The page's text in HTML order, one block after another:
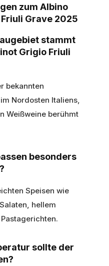
zum Albino
Grave 2025
stammt
Grigio Friuli
bekannten
Nordosten Italiens,
Weißweine berühmt
besonders
Speisen wie
hellem
sollte der